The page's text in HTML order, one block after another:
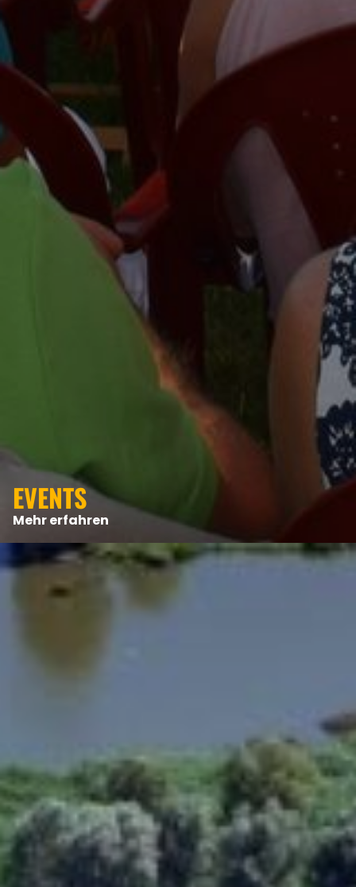
EVENTS
Mehr erfahren